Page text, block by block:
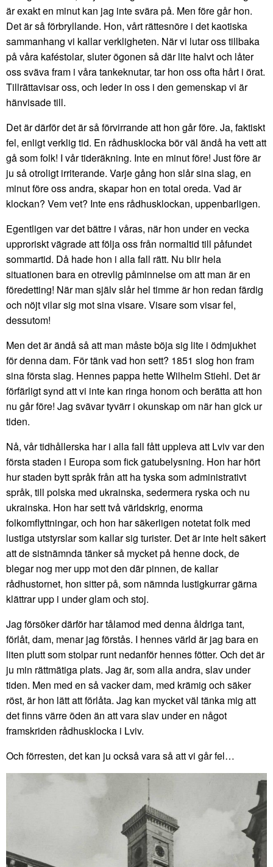
är exakt en minut kan jag inte svära på. Men före går hon.
Det är så förbryllande. Hon, vårt rättesnöre i det kaotiska
sammanhang vi kallar verkligheten. När vi lutar oss tillbaka
på våra kaféstolar, sluter ögonen så där lite halvt och låter
oss sväva fram i våra tankeknutar, tar hon oss ofta hårt i örat.
Tillrättavisar oss, och leder in oss i den gemenskap vi är
hänvisade till.
Det är därför det är så förvirrande att hon går före. Ja, faktiskt
fel, enligt verklig tid. En rådhusklocka bör väl ändå ha vett att
gå som folk! I vår tideräkning. Inte en minut före! Just före är
ju så otroligt irriterande. Varje gång hon slår sina slag, en
minut före oss andra, skapar hon en total oreda. Vad är
klockan? Vem vet? Inte ens rådhusklockan, uppenbarligen.
Egentligen var det bättre i våras, när hon under en vecka
upproriskt vägrade att följa oss från normaltid till påfundet
sommartid. Då hade hon i alla fall rätt. Nu blir hela
situationen bara en otrevlig påminnelse om att man är en
föredetting! När man själv slår hel timme är hon redan färdig
och nöjt vilar sig mot sina visare. Visare som visar fel,
dessutom!
Men det är ändå så att man måste böja sig lite i ödmjukhet
för denna dam. För tänk vad hon sett? 1851 slog hon fram
sina första slag. Hennes pappa hette Wilhelm Stiehl. Det är
förfärligt synd att vi inte kan ringa honom och berätta att hon
nu går före! Jag svävar tyvärr i okunskap om när han gick ur
tiden.
Nå, vår tidhållerska har i alla fall fått uppleva att Lviv var den
första staden i Europa som fick gatubelysning. Hon har hört
hur staden bytt språk från att ha tyska som administrativt
språk, till polska med ukrainska, sedermera ryska och nu
ukrainska. Hon har sett två världskrig, enorma
folkomflyttningar, och hon har säkerligen notetat folk med
lustiga utstyrslar som kallar sig turister. Det är inte helt säkert
att de sistnämnda tänker så mycket på henne dock, de
blegar nog mer upp mot den där pinnen, de kallar
rådhustornet, hon sitter på, som nämnda lustigkurrar gärna
klättrar upp i under glam och stoj.
Jag försöker därför har tålamod med denna åldriga tant,
förlåt, dam, menar jag förstås. I hennes värld är jag bara en
liten plutt som stolpar runt nedanför hennes fötter. Och det är
ju min rättmätiga plats. Jag är, som alla andra, slav under
tiden. Men med en så vacker dam, med krämig och säker
röst, är hon lätt att förlåta. Jag kan mycket väl tänka mig att
det finns värre öden än att vara slav under en något
framskriden rådhusklocka i Lviv.
Och förresten, det kan ju också vara så att vi går fel…